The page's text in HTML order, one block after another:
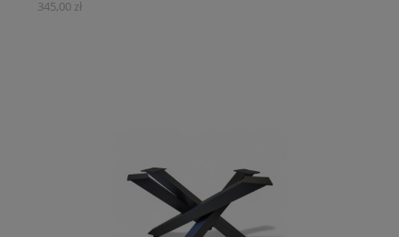
345,00 zł
nowoczesnego designu.
DO KOSZYKA